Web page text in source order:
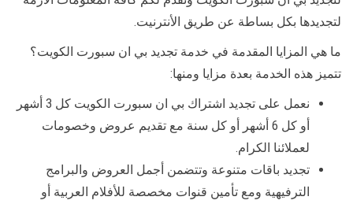
لتجديدها بكل بساطة عن طريق الأنترنيت.
ما هي المزايا المقدمة في خدمة تجديد بي ان سبورت الكويت؟
تتميز هذه الخدمة بعدة مزايا ومنها:
نعمل على تجديد اشتراك بي ان سبورت الكويت كل 3 أشهر
أو كل 6 أشهر أو كل سنة مع تقديم عروض وخصومات
لعملائنا الكرام.
تجديد باقات متنوعة وتتضمن أجمل العروض والبرامج
الترفيهية ومع تأمين قنوات مخصصة للأفلام العربية أو